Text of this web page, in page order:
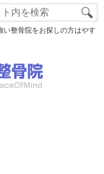
い整骨院をお探しの方はやす